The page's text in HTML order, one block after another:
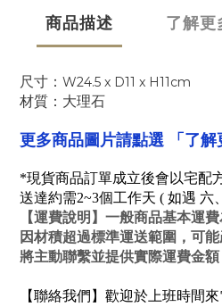
商品描述 了解更
尺寸： W24.5 x D11 x H11cm
材質 ：大理石
更多商品圖片請點選 「了解
*現貨商品訂單成立後會以宅配
送達約需2~3個工作天 ( 如遇 六
【運費說明 】一般商品基本運
因材積超過標準運送範圍，可
將主動聯繫並提供實際運費金額
【聯絡我們】歡迎於上班時間